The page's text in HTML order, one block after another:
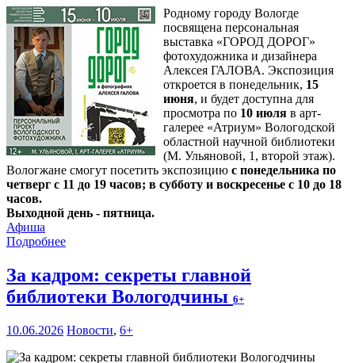
Родному городу Вологде
посвящена персональная
выставка «ГОРОД ДОРОГ»
фотохудожника и дизайнера
Алексея ГАЛОВА. Экспозиция
откроется в понедельник, 15
июня, и будет доступна для
просмотра по 10 июля в арт-
галерее «Атриум» Вологодской
областной научной библиотеки
(М. Ульяновой, 1, второй этаж).
Вологжане смогут посетить экспозицию с понедельника по
четверг с 11 до 19 часов; в субботу и воскресенье с 10 до 18
часов.
Выходной день - пятница.
Афиша
Подробнее
За кадром: секреты главной
библиотеки Вологодчины 6+
10.06.2026 Новости, 6+